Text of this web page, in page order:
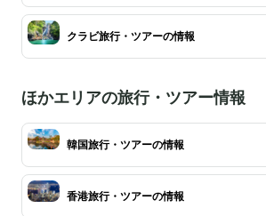
クラビ旅行・ツアーの情報
ほかエリアの旅行・ツアー情報
韓国旅行・ツアーの情報
香港旅行・ツアーの情報